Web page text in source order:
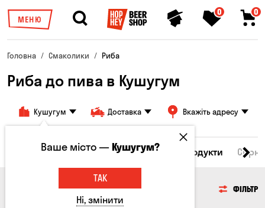
МЕНЮ
0 0
Головна Смаколики Риба
Риба до пива в Кушугум
Кушугум Доставка Вкажіть адресу
Всі товари М'ясо Риба Морепродукти
ФІЛЬТР
Ваше місто —Кушугум?
ТАК
Ні, змінити